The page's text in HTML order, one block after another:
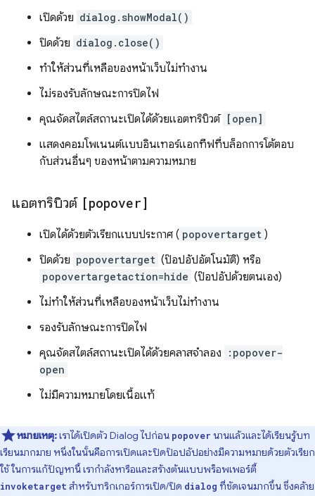
เปิดด้วย dialog.showModal()
ปิดด้วย dialog.close()
ทำให้ส่วนที่เหลือของหน้าเว็บไม่ทำงาน
ไม่รองรับลักษณะการปิดไฟ
คุณจัดสไตล์สถานะเปิดได้ด้วยแอตทริบิวต์ [open]
แสดงคอมโพเนนต์แบบอินเทอร์แอกทีฟที่บล็อกการโต้ตอบ
กับส่วนอื่นๆ ของหน้าตามความหมาย
แอตทริบิวต์ [popover]
เปิดได้ด้วยตัวเรียกแบบประกาศ ( popovertarget )
ปิดด้วย popovertarget (ป๊อปอัปอัตโนมัติ) หรือ
popovertargetaction=hide (ป๊อปอัปด้วยตนเอง)
ไม่ทําให้ส่วนที่เหลือของหน้าเว็บไม่ทำงาน
รองรับลักษณะการปิดไฟ
คุณจัดสไตล์สถานะเปิดได้ด้วยคลาสจำลอง
:popover-
open
ไม่มีความหมายโดยเนื้อแท้
หมายเหตุ:เราได้เปิดตัว Dialog ไปก่อน popover นานแล้วและได้เรียนรู้บท
เรียนมากมาย หนึ่งในนั้นคือการเปิดและปิดป๊อปอัปอย่างมีความหมายด้วยตัวเรียก
ใช้ ในการแก้ปัญหานี้ เรากําลังหารือและสร้างต้นแบบพร็อพเพอร์ตี้
invoketarget สําหรับทริกเกอร์การเปิด/ปิด dialog ที่ชัดเจนมากขึ้น ซึ่งคล้าย